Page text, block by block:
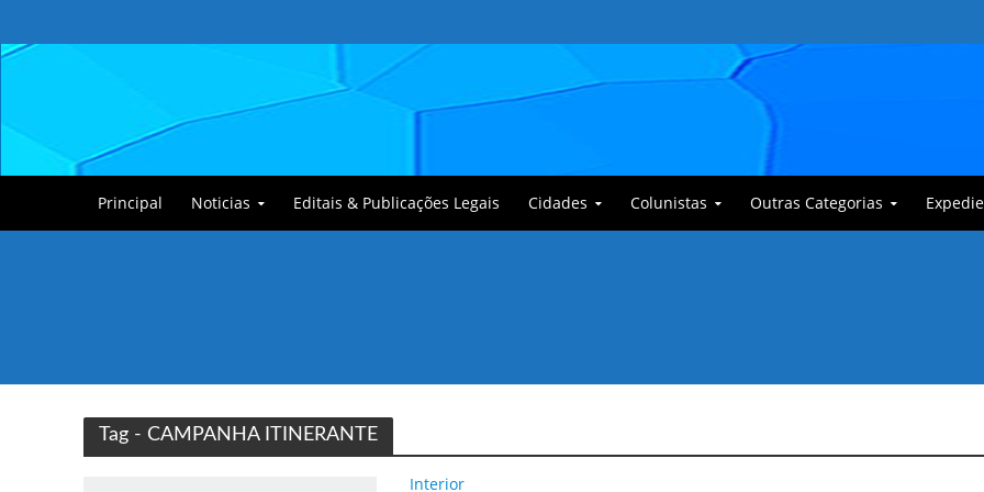
Principal Noticias Editais & Publicações Legais Cidades Colunistas Outras Categorias
Tag - CAMPANHA ITINERANTE
Interior